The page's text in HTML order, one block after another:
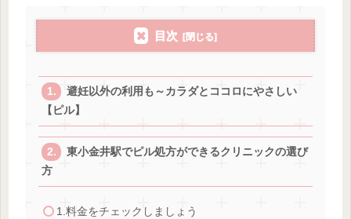
目次
避妊以外の利用も～カラダとココロにやさしい
【ピル】
東小金井駅でピル処方ができるクリニックの選び
方
1.料金をチェックしましょう